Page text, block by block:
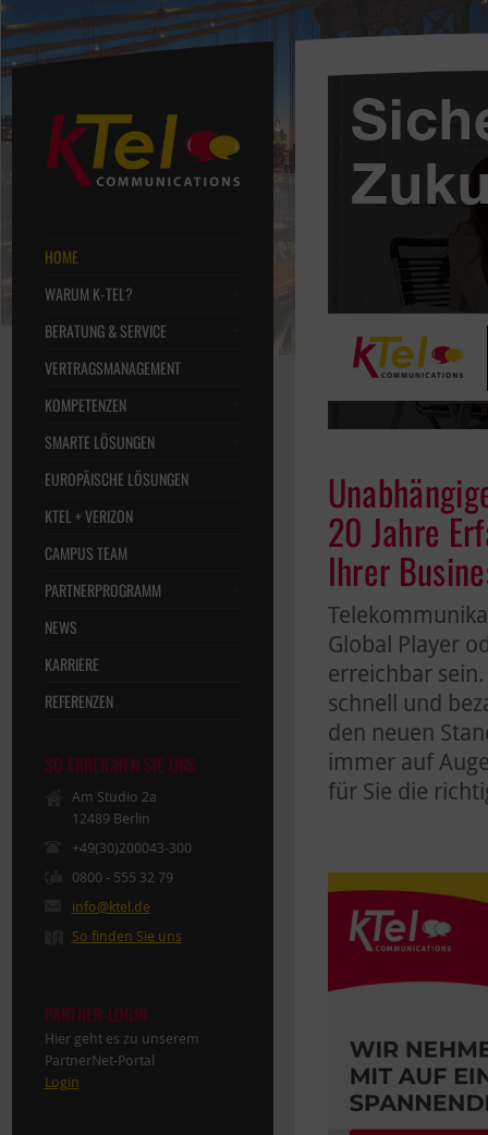
HOME
WARUM K-TEL?
BERATUNG & SERVICE
VERTRAGSMANAGEMENT
KOMPETENZEN
SMARTE LÖSUNGEN
EUROPÄISCHE LÖSUNGEN
KTEL + VERIZON
CAMPUS TEAM
PARTNERPROGRAMM
NEWS
KARRIERE
REFERENZEN
SO ERREICHEN SIE UNS
Am Studio 2a
12489 Berlin
+49(30)200043-300
0800 - 555 32 79
info@ktel.de
So finden Sie uns
PARTNER-LOGIN
Hier geht es zu unserem
PartnerNet-Portal
Login
20 Jahre
Ihrer
Global Player
erreichbar
schnell und
den neuen
immer auf
für Sie die